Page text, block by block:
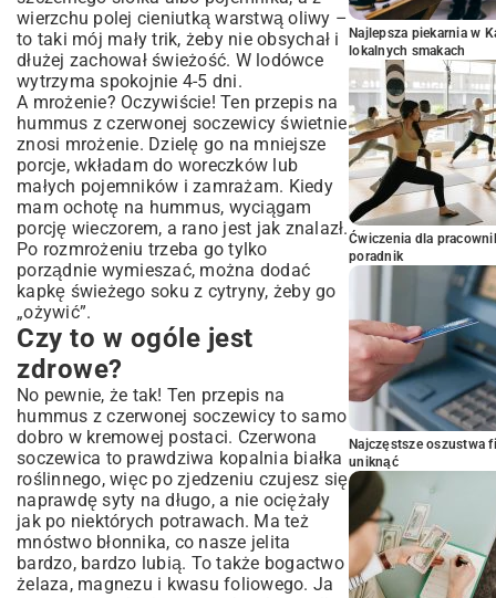
wierzchu polej cieniutką warstwą oliwy –
to taki mój mały trik, żeby nie obsychał i
dłużej zachował świeżość. W lodówce
wytrzyma spokojnie 4-5 dni.
A mrożenie? Oczywiście! Ten przepis na
hummus z czerwonej soczewicy świetnie
znosi mrożenie. Dzielę go na mniejsze
porcje, wkładam do woreczków lub
małych pojemników i zamrażam. Kiedy
mam ochotę na hummus, wyciągam
porcję wieczorem, a rano jest jak znalazł.
Po rozmrożeniu trzeba go tylko
porządnie wymieszać, można dodać
kapkę świeżego soku z cytryny, żeby go
„ożywić”.
Czy to w ogóle jest
zdrowe?
No pewnie, że tak! Ten przepis na
hummus z czerwonej soczewicy to samo
dobro w kremowej postaci. Czerwona
soczewica to prawdziwa kopalnia białka
roślinnego, więc po zjedzeniu czujesz się
naprawdę syty na długo, a nie ociężały
jak po niektórych potrawach. Ma też
mnóstwo błonnika, co nasze jelita
bardzo, bardzo lubią. To także bogactwo
żelaza, magnezu i kwasu foliowego. Ja
Najlepsza piekarnia w
lokalnych smakach
Ćwiczenia dla
poradnik
Najczęstsze oszustwa
uniknąć